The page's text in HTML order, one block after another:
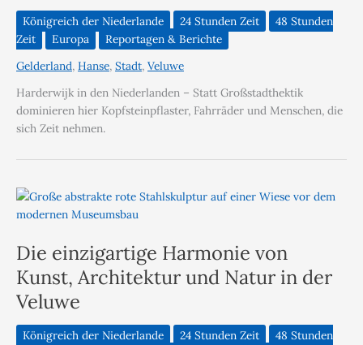
Königreich der Niederlande 24 Stunden Zeit
48 Stunden
Zeit
Europa
Reportagen & Berichte
Gelderland, Hanse, Stadt, Veluwe
Harderwijk in den Niederlanden – Statt Großstadthektik
dominieren hier Kopfsteinpflaster, Fahrräder und Menschen, die
sich Zeit nehmen.
Die einzigartige Harmonie von
Kunst, Architektur und Natur in der
Veluwe
Königreich der Niederlande 24 Stunden Zeit
48 Stunden